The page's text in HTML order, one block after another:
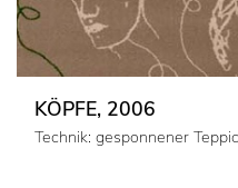
KÖPFE, 2006
Technik: gesponnener